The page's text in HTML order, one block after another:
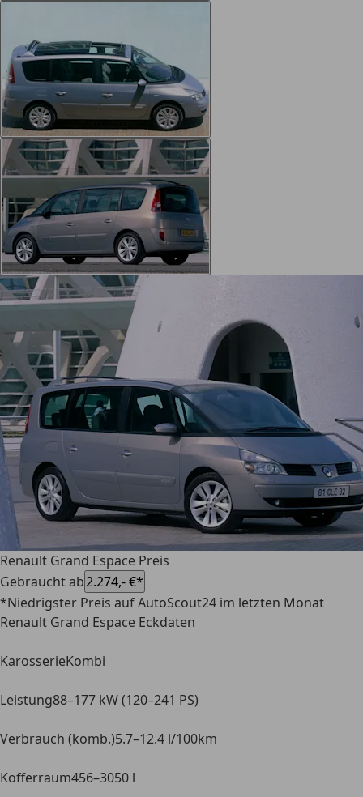
Renault Grand Espace Preis
Gebraucht ab2.274,- €*
*Niedrigster Preis auf AutoScout24 im letzten Monat
Renault Grand Espace Eckdaten
KarosserieKombi
Leistung88–177 kW (120–241 PS)
Verbrauch (komb.)5.7–12.4 l/100km
Kofferraum456–3050 l